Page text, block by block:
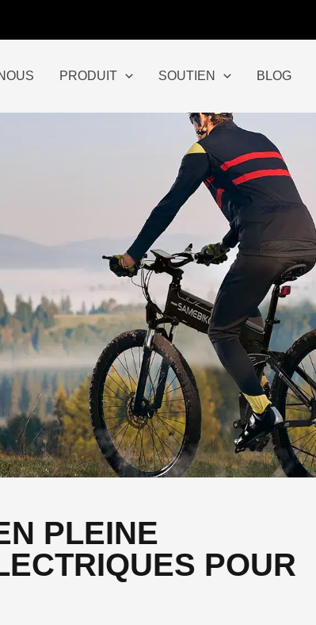
PRODUIT SOUTIEN BLOG
PLEINE
POUR